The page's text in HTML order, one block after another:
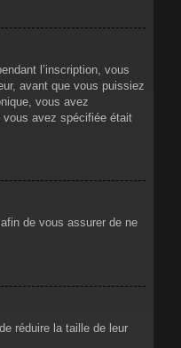
l’inscription, vous
avant que vous puissiez
vous avez
vous avez spécifiée était
de vous assurer de ne
réduire la taille de leur